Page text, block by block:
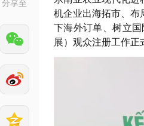
分享至
机企业出海拓市、布
下海外订单、树立
展）观众注册工作正